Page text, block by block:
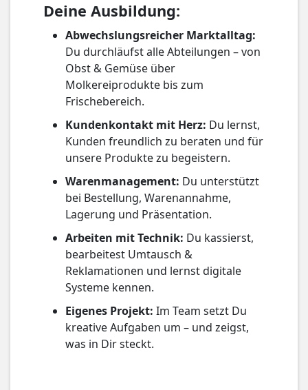
Deine Ausbildung:
Abwechslungsreicher Marktalltag:
Du durchläufst alle Abteilungen – von
Obst & Gemüse über
Molkereiprodukte bis zum
Frischebereich.
Kundenkontakt mit Herz: Du lernst,
Kunden freundlich zu beraten und für
unsere Produkte zu begeistern.
Warenmanagement: Du unterstützt
bei Bestellung, Warenannahme,
Lagerung und Präsentation.
Arbeiten mit Technik: Du kassierst,
bearbeitest Umtausch &
Reklamationen und lernst digitale
Systeme kennen.
Eigenes Projekt: Im Team setzt Du
kreative Aufgaben um – und zeigst,
was in Dir steckt.